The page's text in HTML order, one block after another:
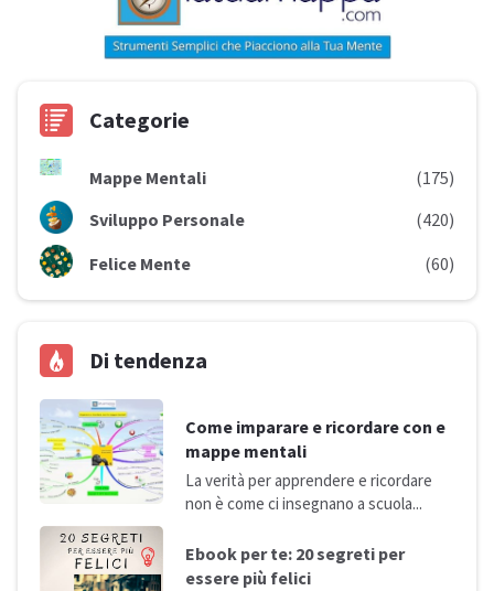
Categorie
Mappe Mentali
(175)
Sviluppo Personale
(420)
Felice Mente
(60)
Di tendenza
Come imparare e ricordare con e
mappe mentali
La verità per apprendere e ricordare
non è come ci insegnano a scuola...
Ebook per te: 20 segreti per
essere più felici